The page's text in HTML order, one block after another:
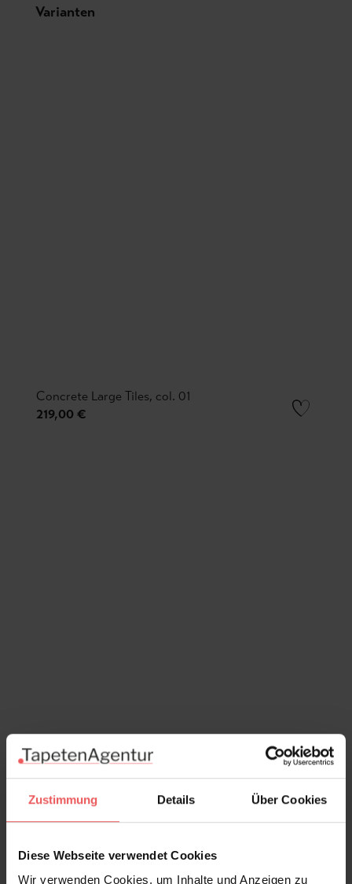
Zustimmung Details Über Cookies
Diese Webseite verwendet Cookies
Wir verwenden Cookies, um Inhalte und Anzeigen zu
Produktgalerie überspringen
Varianten
Concrete Large Tiles, col. 01
219,00 €
Concrete Rough, col. 03